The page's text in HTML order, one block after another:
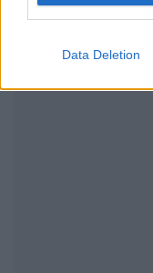
Data Deletion